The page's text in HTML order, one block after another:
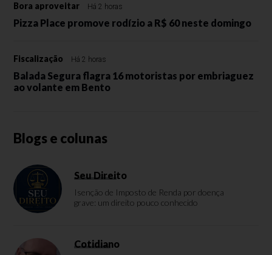
Bora aproveitar Há 2 horas
Pizza Place promove rodízio a R$ 60 neste domingo
Fiscalização Há 2 horas
Balada Segura flagra 16 motoristas por embriaguez
ao volante em Bento
Blogs e colunas
Seu Direito
Isenção de Imposto de Renda por doença
grave: um direito pouco conhecido
Cotidiano